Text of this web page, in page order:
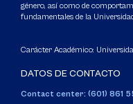
género, así como de
fundamentales de la
Carácter Académico:
DATOS DE CONTACTO
Contact center: (601) 861